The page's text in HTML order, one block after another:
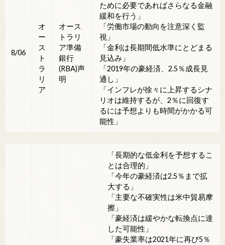
8/06
オ
ー
ス
ト
ラ
リ
ア
オース
トラリ
ア準備
銀行
(RBA)声
明
ために必要であればさらなる金融
緩和を行う」
「労働市場の動向を注意深く監
視」
「金利は長期間低水準にとどまる
見込み」
「2019年の豪経済、2.5％成長見
通し」
「インフレが徐々に上昇するシナ
リオは維持するが、2％に回復す
るには予想よりも時間がかかる可
能性」
「長期的な低金利を予想するこ
とは合理的」
「今年の豪経済は2.5％まで拡
大する」
「主要な不確実性は米中貿易摩
擦」
「豪経済は緩やかな転換点に達
した可能性」
「豪失業率は2021年に再び5％